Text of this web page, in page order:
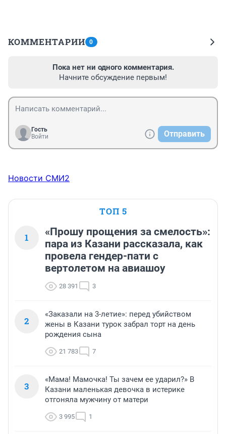
КОММЕНТАРИИ 0
Пока нет ни одного комментария.
Начните обсуждение первым!
Гость
Войти
Отправить
Новости СМИ2
ТОП 5
1
«Прошу прощения за смелость»:
пара из Казани рассказала, как
провела гендер-пати с
вертолетом на авиашоу
28 391 3
2
«Заказали на 3-летие»: перед убийством
жены в Казани турок забрал торт на день
рождения сына
21 783 7
3
«Мама! Мамочка! Ты зачем ее ударил?» В
Казани маленькая девочка в истерике
отгоняла мужчину от матери
3 995 1